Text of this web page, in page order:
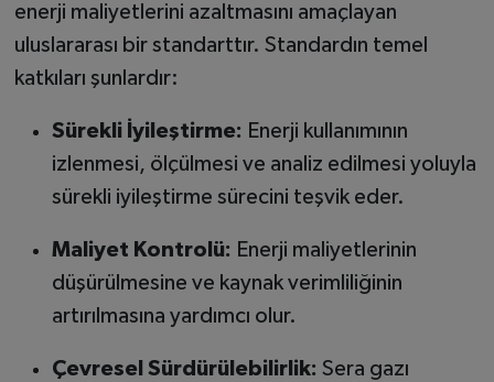
enerji maliyetlerini azaltmasını amaçlayan
uluslararası bir standarttır. Standardın temel
katkıları şunlardır:
Sürekli İyileştirme: Enerji kullanımının
izlenmesi, ölçülmesi ve analiz edilmesi yoluyla
sürekli iyileştirme sürecini teşvik eder.
Maliyet Kontrolü: Enerji maliyetlerinin
düşürülmesine ve kaynak verimliliğinin
artırılmasına yardımcı olur.
Çevresel Sürdürülebilirlik: Sera gazı